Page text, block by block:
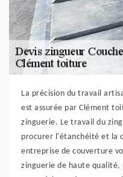
La précision du travail
est assurée par Clément
zinguerie. Le travail du
procurer l'étanchéité et la
entreprise de couverture
zinguerie de haute qualité,